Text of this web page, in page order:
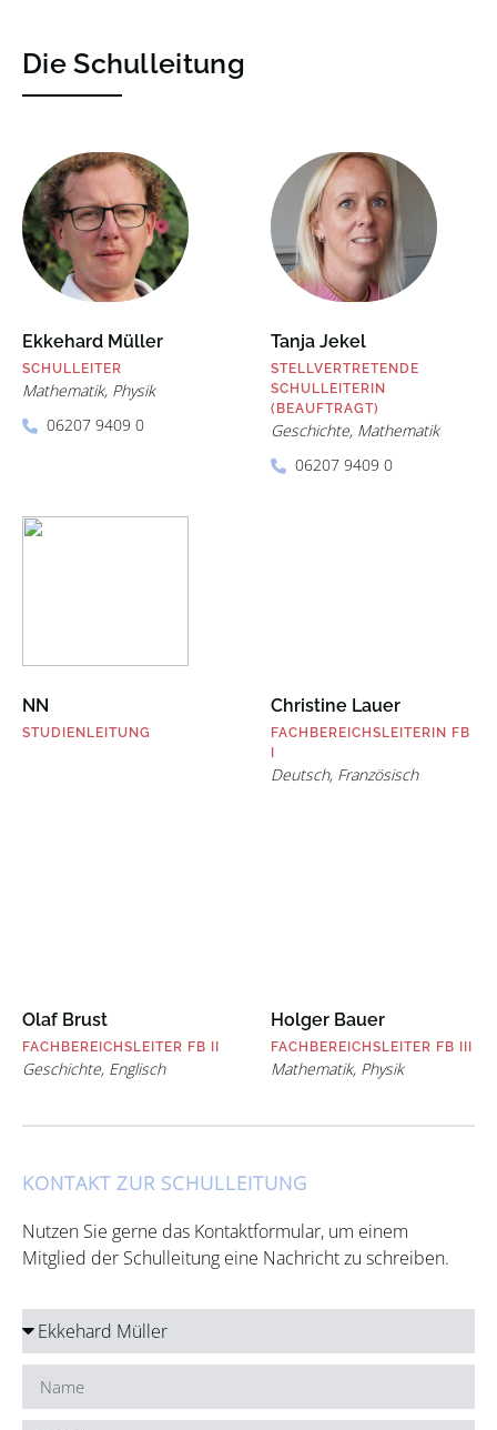
Die Schulleitung
Ekkehard Müller
SCHULLEITER
Mathematik, Physik
06207 9409 0
Tanja Jekel
STELLVERTRETENDE
SCHULLEITERIN
(BEAUFTRAGT)
Geschichte, Mathematik
06207 9409 0
NN
STUDIENLEITUNG
Christine Lauer
FACHBEREICHSLEITERIN FB
I
Deutsch, Französisch
Olaf Brust
FACHBEREICHSLEITER FB II
Geschichte, Englisch
Holger Bauer
FACHBEREICHSLEITER FB III
Mathematik, Physik
KONTAKT ZUR SCHULLEITUNG
Nutzen Sie gerne das Kontaktformular, um einem
Mitglied der Schulleitung eine Nachricht zu schreiben.